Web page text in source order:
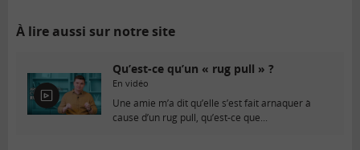
À lire aussi sur notre site
E
n
Qu’est-ce qu’un « rug pull » ?
En vidéo
Une amie m’a dit qu’elle s’est fait arnaquer à
cause d’un rug pull, qu’est-ce que...